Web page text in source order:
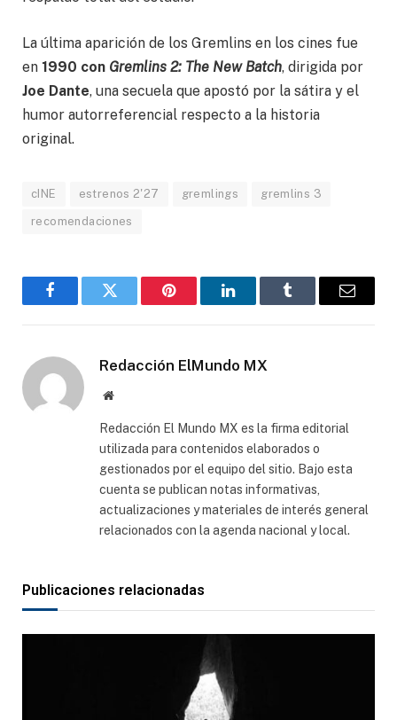
La última aparición de los Gremlins en los cines fue
en 1990 con Gremlins 2: The New Batch, dirigida por
Joe Dante, una secuela que apostó por la sátira y el
humor autorreferencial respecto a la historia
original.
cINE estrenos 2'27 gremlings gremlins 3
recomendaciones
FacebookGorjeo Pinterest LinkedInTumblr
Correo
Redacción ElMundo MX
Sitio
Redacción El Mundo MX es la firma editorial
utilizada para contenidos elaborados o
gestionados por el equipo del sitio. Bajo esta
cuenta se publican notas informativas,
actualizaciones y materiales de interés general
relacionados con la agenda nacional y local.
Publicaciones relacionadas